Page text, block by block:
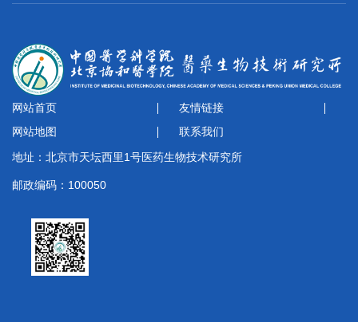
网站首页
友情链接
网站地图
联系我们
地址：北京市天坛西里1号医药生物技术研究所
邮政编码：100050